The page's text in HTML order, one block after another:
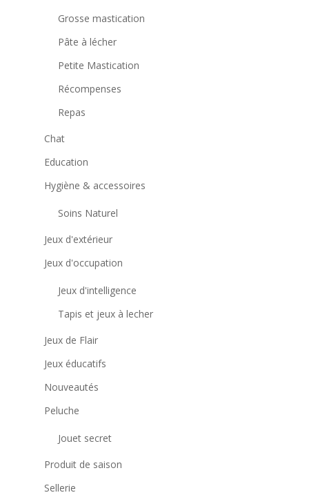
Grosse mastication
Pâte à lécher
Petite Mastication
Récompenses
Repas
Chat
Education
Hygiène & accessoires
Soins Naturel
Jeux d'extérieur
Jeux d'occupation
Jeux d'intelligence
Tapis et jeux à lecher
Jeux de Flair
Jeux éducatifs
Nouveautés
Peluche
Jouet secret
Produit de saison
Sellerie